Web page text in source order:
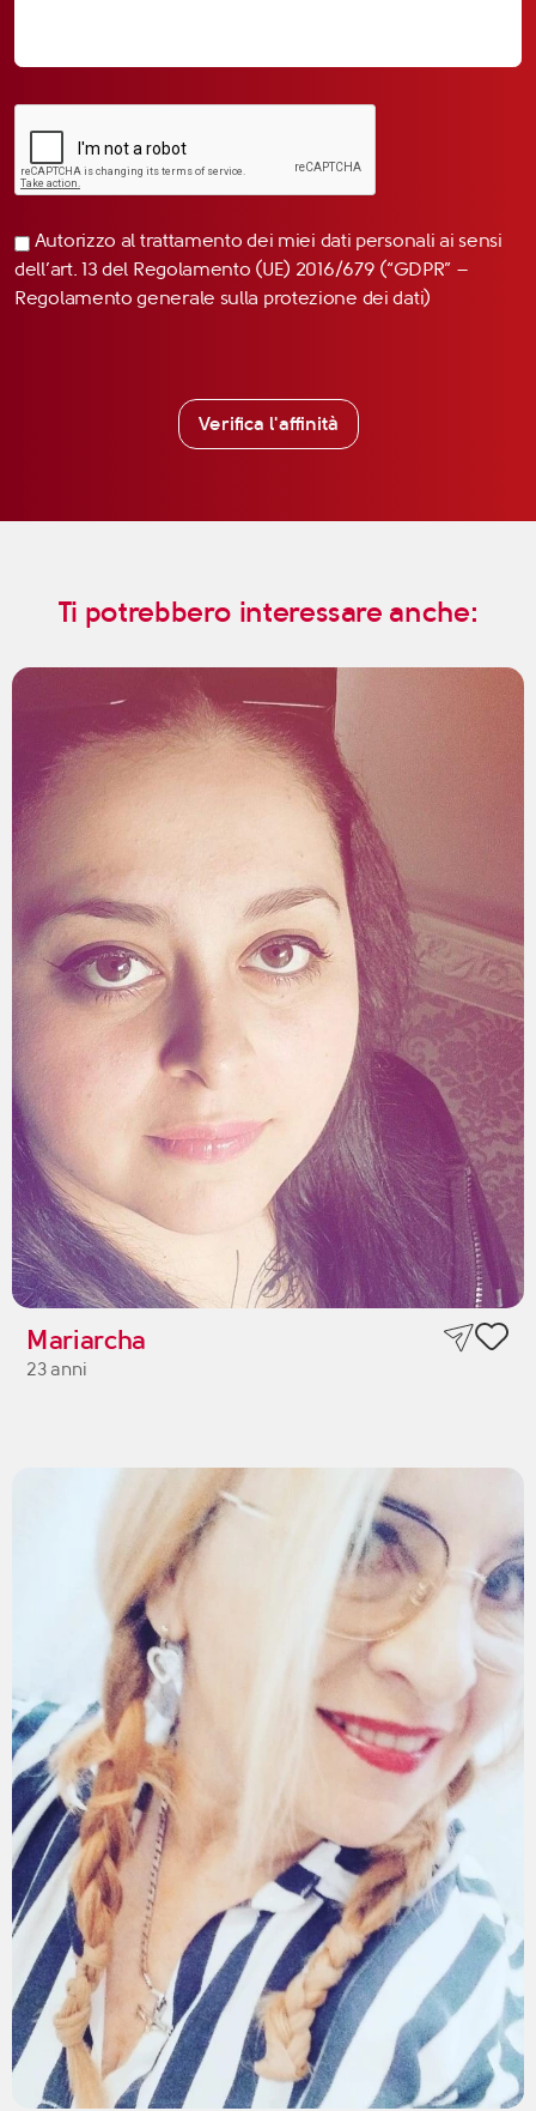
Autorizzo al trattamento dei miei dati personali ai sensi
dell’art. 13 del Regolamento (UE) 2016/679 (“GDPR” –
Regolamento generale sulla protezione dei dati)
Verifica l'affinità
Ti potrebbero interessare anche:
Mariarcha
23 anni